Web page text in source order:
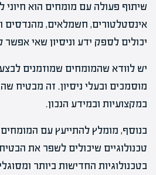
שיתוף פעולה עם מומחים הוא
אינסטלטורים, חשמלאים, מהנדסים
יכולים לספק ידע וניסיון שאי אפשר
יש לוודא שהמומחים שמוזמנים
מוסמכים ובעלי ניסיון. זה מבטיח
במקצועיות ובמידע הנכון.
בנוסף, מומלץ להתייעץ עם המומחים
טכנולוגיים שיכולים לשפר את
בטכנולוגיות החדישות ביותר